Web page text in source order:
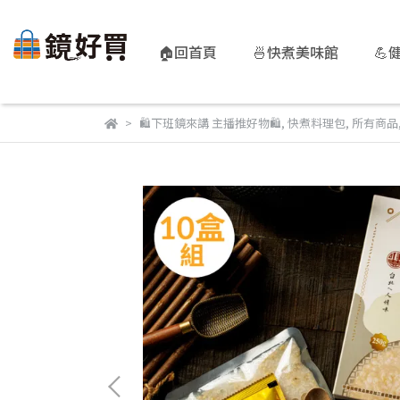
🏠回首頁 🍜快煮美味館 💪
🛍️下班鏡來講 主播推好物🛍️, 快煮料理包, 所有商品